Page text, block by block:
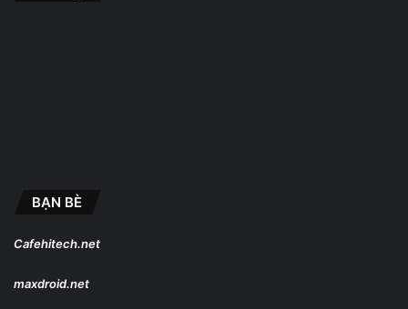
BẠN BÈ
Cafehitech.net
maxdroid.net